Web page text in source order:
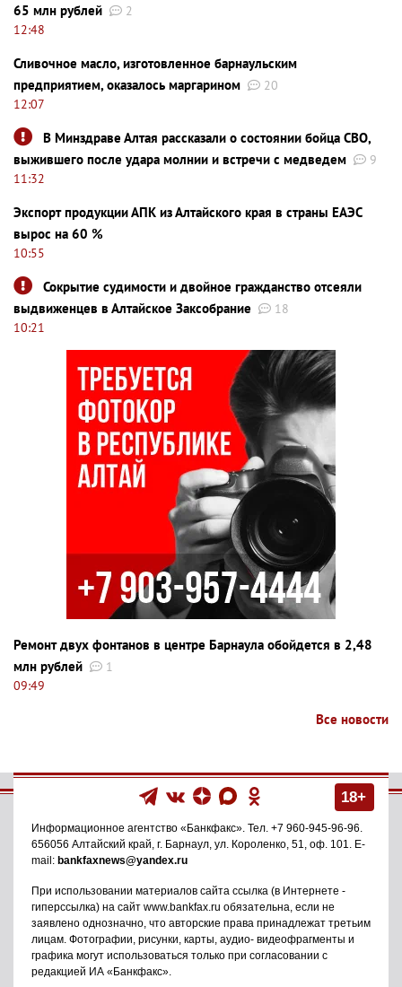
65 млн рублей
2
12:48
Сливочное масло, изготовленное барнаульским
предприятием, оказалось маргарином
20
12:07
В Минздраве Алтая рассказали о состоянии бойца СВО,
выжившего после удара молнии и встречи с медведем
9
11:32
Экспорт продукции АПК из Алтайского края в страны ЕАЭС
вырос на 60 %
10:55
Сокрытие судимости и двойное гражданство отсеяли
выдвиженцев в Алтайское Заксобрание
18
10:21
Ремонт двух фонтанов в центре Барнаула обойдется в 2,48
млн рублей
1
09:49
Все новости
18+
Информационное агентство «Банкфакс» . Тел. +7 960-945-96-96
656056 Алтайский край, г. Барнаул ул. Короленко, 51, оф. 101
. E-
mail: bankfaxnews@yandex.ru
При использовании материалов сайта ссылка (в Интернете -
гиперссылка) на сайт www.bankfax.ru обязательна, если не
заявлено однозначно, что авторские права принадлежат третьим
лицам. Фотографии, рисунки, карты, аудио- видеофрагменты и
графика могут использоваться только при согласовании с
редакцией ИА «Банкфакс».